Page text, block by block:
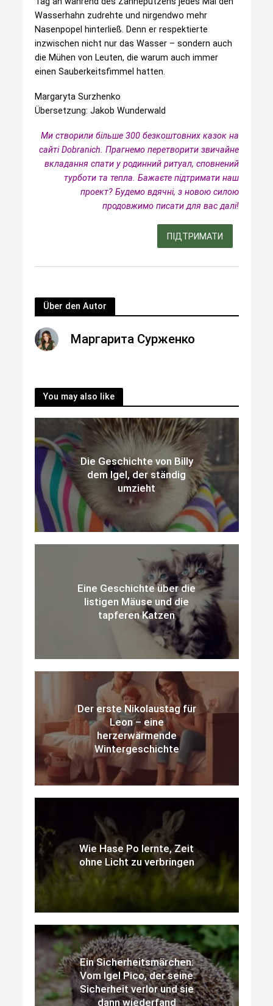
Wasserhahn zudrehte und nirgendwo mehr
Nasenpopel hinterließ. Denn er respektierte
inzwischen nicht nur das Wasser – sondern auch
die Mühen von Leuten, die warum auch immer
einen Sauberkeitsfimmel hatten.
Margaryta Surzhenko
Übersetzung: Jakob Wunderwald
Ми створили більше 300 безкоштовних казок на
сайті Dobranich. Прагнемо перетворити звичайне
вкладання спати у родинний ритуал, сповнений
турботи та тепла. Бажаєте підтримати наш
проект? Будемо вдячні, з новою силою
продовжимо писати для вас далі!
ПІДТРИМАТИ
Über den Autor
Маргарита Сурженко
You may also like
Die Geschichte von Billy
dem Igel, der ständig
umzieht
Eine Geschichte über die
listigen Mäuse und die
tapferen Katzen
Der erste Nikolaustag für
Leon – eine
herzerwärmende
Wintergeschichte
Wie Hase Po lernte, Zeit
ohne Licht zu verbringen
Ein Sicherheitsmärchen:
Vom Igel Pico, der seine
Sicherheit verlor und sie
dann wiederfand